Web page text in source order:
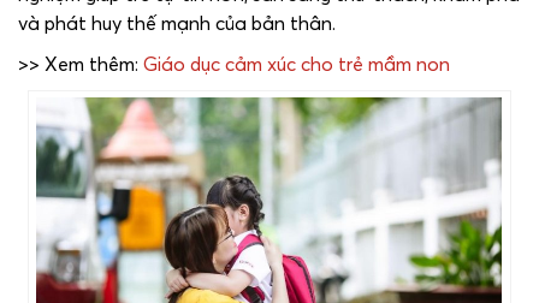
và phát huy thế mạnh của bản thân.
>> Xem thêm: Giáo dục cảm xúc cho trẻ mầm non